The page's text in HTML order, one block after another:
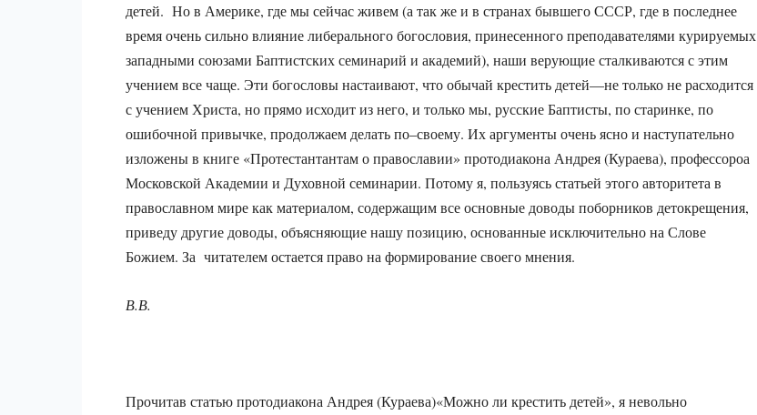
детей. Но в Америке, где мы сейчас живем (а так же и в странах бывшего СССР, где в последнее
время очень сильно влияние либерального богословия, принесенного преподавателями курируемых
западными союзами Баптистских семинарий и академий), наши верующие сталкиваются с этим
учением все чаще. Эти богословы настаивают, что обычай крестить детей—не только не расходится
с учением Христа, но прямо исходит из него, и только мы, русские Баптисты, по старинке, по
ошибочной привычке, продолжаем делать по–своему. Их аргументы очень ясно и наступательно
изложены в книге «Протестантантам о православии» протодиакона Андрея (Кураева), профессороа
Московской Академии и Духовной семинарии. Потому я, пользуясь статьей этого авторитета в
православном мире как материалом, содержащим все основные доводы поборников детокрещения,
приведу другие доводы, объясняющие нашу позицию, основанные исключительно на Слове
Божием. За читателем остается право на формирование своего мнения.
В.В.
Прочитав статью протодиакона Андрея (Кураева)«Можно ли крестить детей», я невольно